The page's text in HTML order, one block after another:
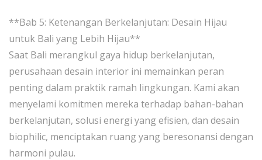
**Bab 5: Ketenangan Berkelanjutan: Desain Hijau
untuk Bali yang Lebih Hijau**
Saat Bali merangkul gaya hidup berkelanjutan,
perusahaan desain interior ini memainkan peran
penting dalam praktik ramah lingkungan. Kami akan
menyelami komitmen mereka terhadap bahan-bahan
berkelanjutan, solusi energi yang efisien, dan desain
biophilic, menciptakan ruang yang beresonansi dengan
harmoni pulau.